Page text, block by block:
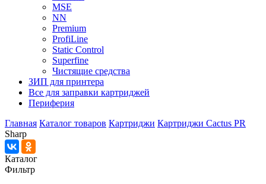
MSE
NN
Premium
ProfiLine
Static Control
Superfine
Чистящие средства
ЗИП для принтера
Все для заправки картриджей
Периферия
Главная Каталог товаров Картриджи Картриджи Cactus PR
Sharp
Каталог
Фильтр